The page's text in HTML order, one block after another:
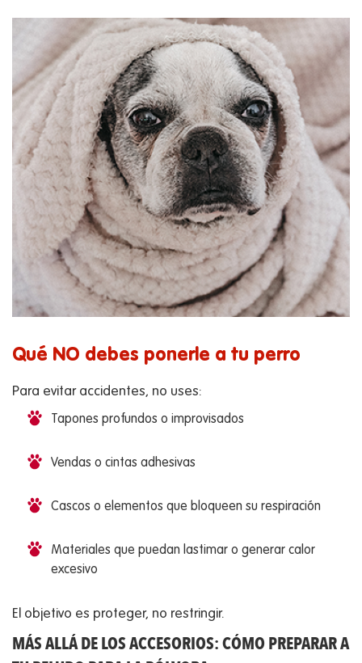
Qué NO debes ponerle a tu perro
Para evitar accidentes, no uses:
Tapones profundos o improvisados
Vendas o cintas adhesivas
Cascos o elementos que bloqueen su respiración
Materiales que puedan lastimar o generar calor
excesivo
El objetivo es proteger, no restringir.
MÁS ALLÁ DE LOS ACCESORIOS: CÓMO PREPARAR A